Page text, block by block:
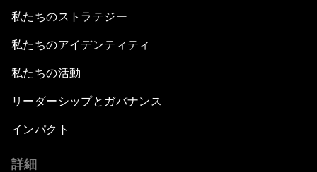
私たちのストラテジー
私たちのアイデンティティ
私たちの活動
リーダーシップとガバナンス
インパクト
詳細